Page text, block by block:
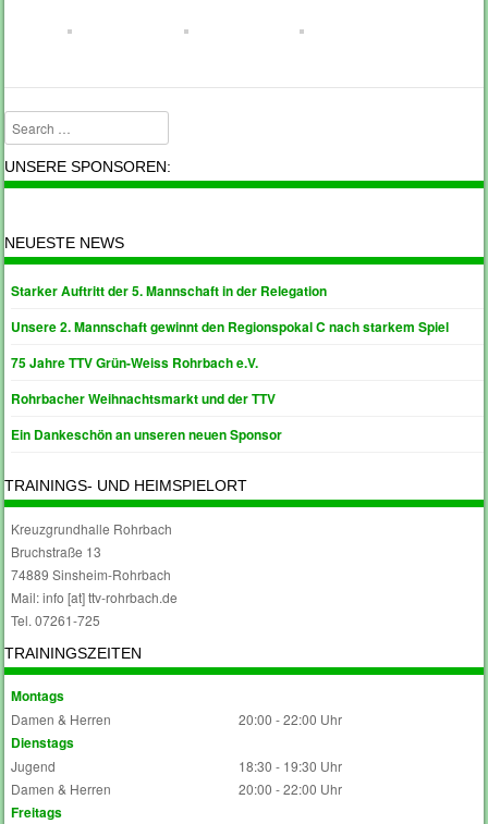
Search
UNSERE SPONSOREN:
NEUESTE NEWS
Starker Auftritt der 5. Mannschaft in der Relegation
Unsere 2. Mannschaft gewinnt den Regionspokal C nach starkem Spiel
75 Jahre TTV Grün-Weiss Rohrbach e.V.
Rohrbacher Weihnachtsmarkt und der TTV
Ein Dankeschön an unseren neuen Sponsor
TRAININGS- UND HEIMSPIELORT
Kreuzgrundhalle Rohrbach
Bruchstraße 13
74889 Sinsheim-Rohrbach
Mail: info [at] ttv-rohrbach.de
Tel. 07261-725
TRAININGSZEITEN
Montags
Damen & Herren 20:00 - 22:00 Uhr
Dienstags
Jugend
18:30 - 19:30 Uhr
Damen & Herren
20:00 - 22:00 Uhr
Freitags